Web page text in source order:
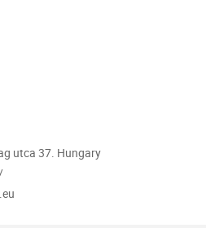
utca 37. Hungary